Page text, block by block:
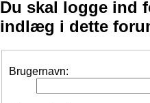
Du skal logge ind
indlæg i dette
Brugernavn: